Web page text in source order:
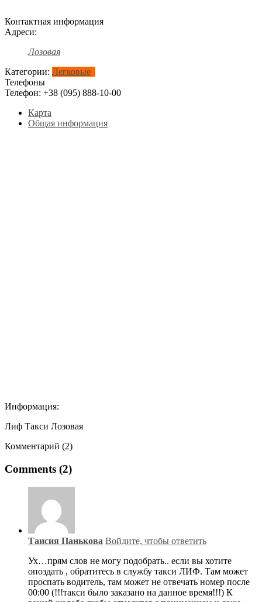
Контактная информация
Адреси:
Лозовая
Категории: Легковые
Телефоны
Телефон: +38 (095) 888-10-00
Карта
Общая информация
Информация:
Лиф Такси Лозовая
Комментарий (2)
Comments (2)
Таисия Панькова Войдите, чтобы ответить
Ух…прям слов не могу подобрать.. если вы хотите
опоздать , обратитесь в службу такси ЛИФ. Там может
проспать водитель, там может не отвечать номер после
00:00 (!!!такси было заказано на данное время!!!) К